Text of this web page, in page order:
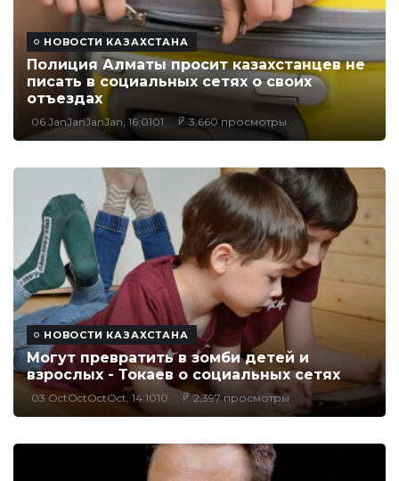
НОВОСТИ КАЗАХСТАНА
Полиция Алматы просит казахстанцев не
писать в социальных сетях о своих
отъездах
06 JanJanJanJan, 16:0101 3,660 просмотры
НОВОСТИ КАЗАХСТАНА
Могут превратить в зомби детей и
взрослых - Токаев о социальных сетях
03 OctOctOctOct, 14:1010 2,397 просмотры